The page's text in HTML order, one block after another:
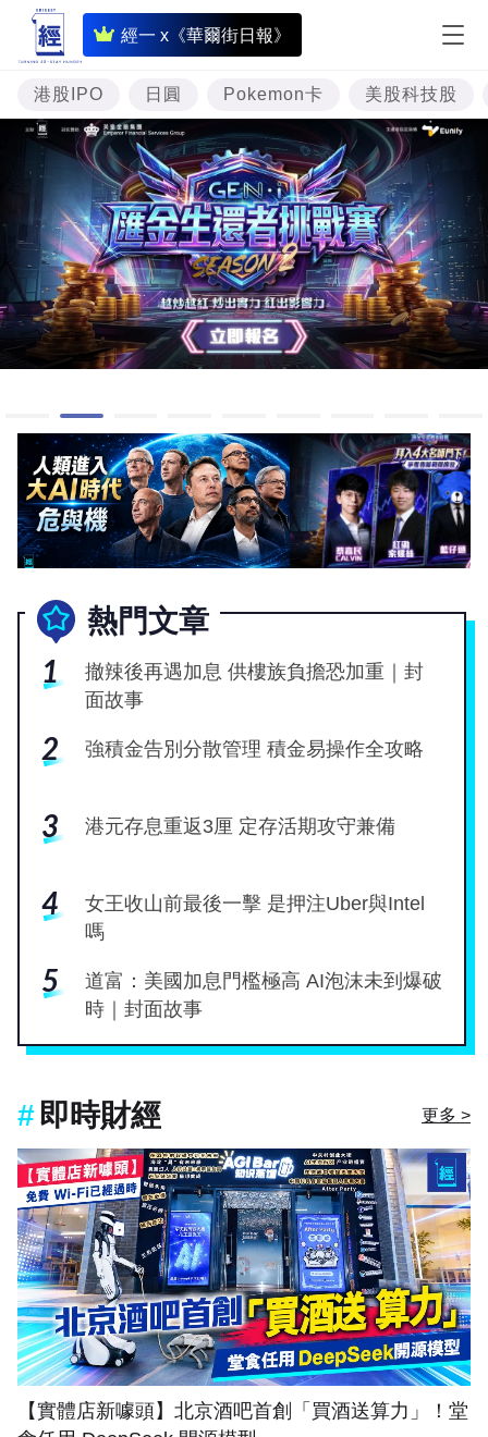
經一 x《華爾街日報》
即
時
財
經
專
題
投
資
樓
市
商
業
科
職
生
專
區
港股IPO 日圓 Pokemon卡 美股科技股
熱門文章
1
撤辣後再遇加息 供樓族負擔恐加重｜封
面故事
2 強積金告別分散管理 積金易操作全攻略
3 港元存息重返3厘 定存活期攻守兼備
4
女王收山前最後一擊 是押注Uber與Intel
嗎
5
道富：美國加息門檻極高 AI泡沫未到爆破
時｜封面故事
即時財經 更多 >
【實體店新噱頭】北京酒吧首創「買酒送算力」！堂